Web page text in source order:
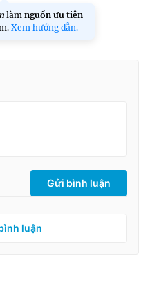
làm nguồn ưu tiên
Xem hướng dẫn.
Gửi bình luận
luận